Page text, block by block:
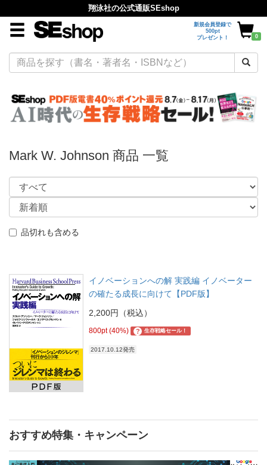
翔泳社の公式通販SEshop
新規会員登録で
500pt
プレゼント！
0
Mark W. Johnson 商品 一覧
品切れも含める
イノベーションへの解 実践編 イノベーター
の確たる成長に向けて【PDF版】
2,200円（税込）
800pt (40%) ? 生存戦略セール！
2017.10.12発売
おすすめ特集・キャンペーン